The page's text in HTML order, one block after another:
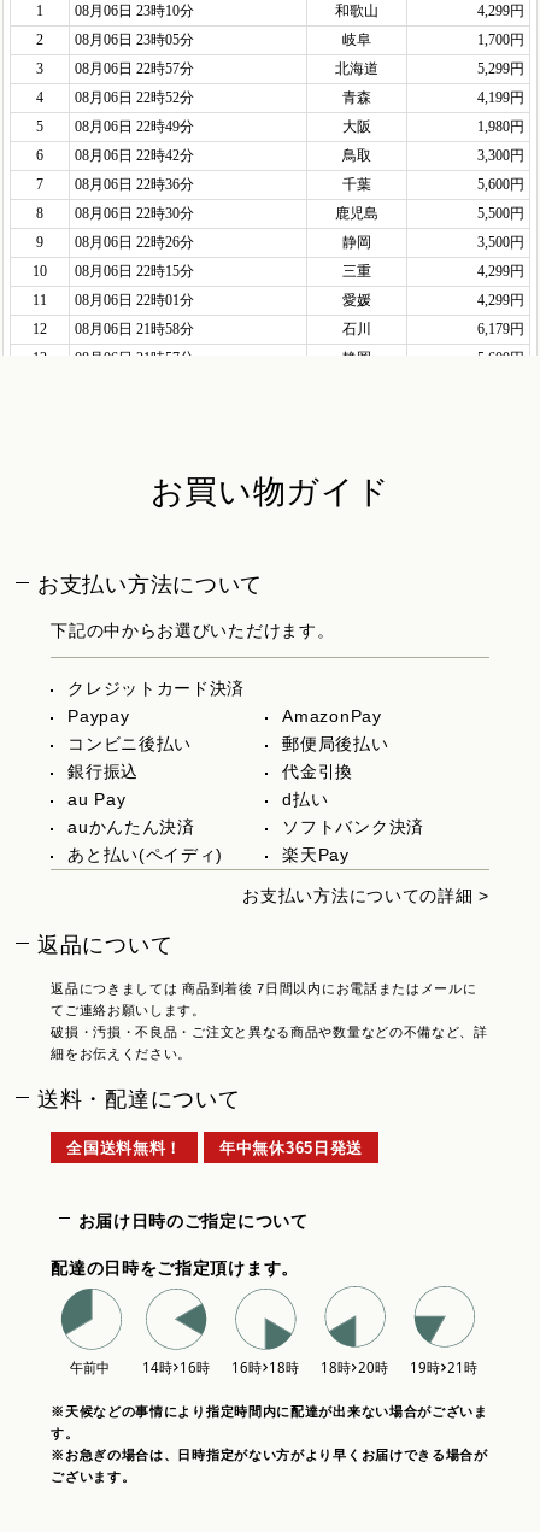
お買い物ガイド
お支払い方法について
下記の中からお選びいただけます。
クレジットカード決済
Paypay
AmazonPay
コンビニ後払い
郵便局後払い
銀行振込
代金引換
au Pay
d払い
auかんたん決済
ソフトバンク決済
あと払い(ペイディ)
楽天Pay
お支払い方法についての詳細 >
返品について
返品につきましては 商品到着後 7日間以内にお電話またはメールに
てご連絡お願いします。
破損・汚損・不良品・ご注文と異なる商品や数量などの不備など、詳
細をお伝えください。
送料・配達について
全国送料無料！ 年中無休365日発送
お届け日時のご指定について
配達の日時をご指定頂けます。
※天候などの事情により指定時間内に配達が出来ない場合がございま
す。
※お急ぎの場合は、日時指定がない方がより早くお届けできる場合が
ございます。